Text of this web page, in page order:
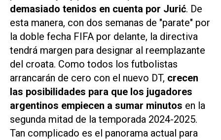
demasiado tenidos en cuenta por Jurić. De
esta manera, con dos semanas de "parate" por
la doble fecha FIFA por delante, la directiva
tendrá margen para designar al reemplazante
del croata. Como todos los futbolistas
arrancarán de cero con el nuevo DT, crecen
las posibilidades para que los jugadores
argentinos empiecen a sumar minutos en la
segunda mitad de la temporada 2024-2025.
Tan complicado es el panorama actual para